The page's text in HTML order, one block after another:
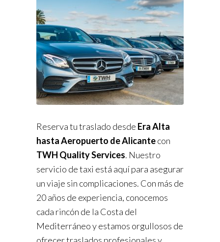
Reserva tu traslado desde Era Alta
hasta Aeropuerto de Alicantecon
TWH Quality Services. Nuestro
servicio de taxi está aquí para asegurar
un viaje sin complicaciones. Con más de
20 años de experiencia, conocemos
cada rincón de la Costa del
Mediterráneo y estamos orgullosos de